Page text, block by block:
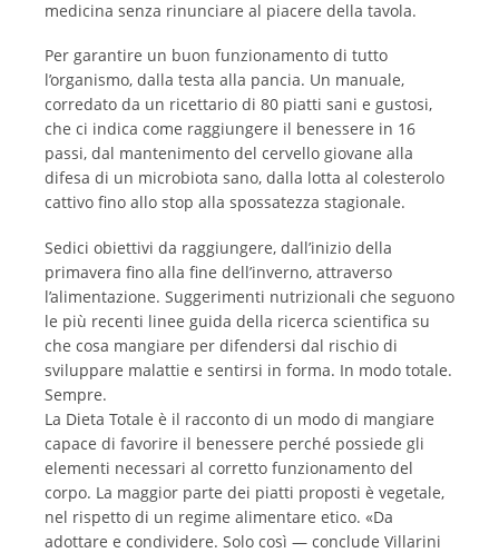
medicina senza rinunciare al piacere della tavola.
Per garantire un buon funzionamento di tutto
l’organismo, dalla testa alla pancia. Un manuale,
corredato da un ricettario di 80 piatti sani e gustosi,
che ci indica come raggiungere il benessere in 16
passi, dal mantenimento del cervello giovane alla
difesa di un microbiota sano, dalla lotta al colesterolo
cattivo fino allo stop alla spossatezza stagionale.
Sedici obiettivi da raggiungere, dall’inizio della
primavera fino alla fine dell’inverno, attraverso
l’alimentazione. Suggerimenti nutrizionali che seguono
le più recenti linee guida della ricerca scientifica su
che cosa mangiare per difendersi dal rischio di
sviluppare malattie e sentirsi in forma. In modo totale.
Sempre.
La Dieta Totale è il racconto di un modo di mangiare
capace di favorire il benessere perché possiede gli
elementi necessari al corretto funzionamento del
corpo. La maggior parte dei piatti proposti è vegetale,
nel rispetto di un regime alimentare etico. «Da
adottare e condividere. Solo così — conclude Villarini